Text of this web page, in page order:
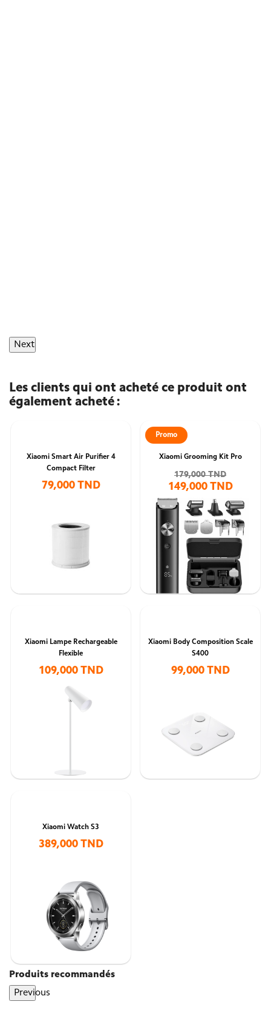
Next
Les clients qui ont acheté ce produit ont
également acheté :
Xiaomi Smart Air Purifier 4
Compact Filter
79,000 TND
Xiaomi Grooming Kit Pro
179,000 TND
149,000 TND
Promo
Xiaomi Lampe Rechargeable
Flexible
109,000 TND
Xiaomi Body Composition Scale
S400
99,000 TND
Xiaomi Watch S3
389,000 TND
Produits recommandés
Previous